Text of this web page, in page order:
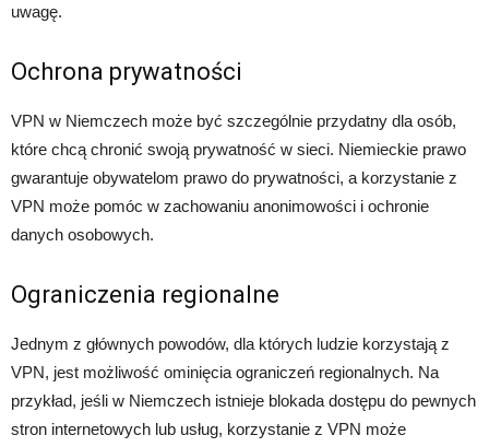
uwagę.
Ochrona prywatności
VPN w Niemczech może być szczególnie przydatny dla osób,
które chcą chronić swoją prywatność w sieci. Niemieckie prawo
gwarantuje obywatelom prawo do prywatności, a korzystanie z
VPN może pomóc w zachowaniu anonimowości i ochronie
danych osobowych.
Ograniczenia regionalne
Jednym z głównych powodów, dla których ludzie korzystają z
VPN, jest możliwość ominięcia ograniczeń regionalnych. Na
przykład, jeśli w Niemczech istnieje blokada dostępu do pewnych
stron internetowych lub usług, korzystanie z VPN może